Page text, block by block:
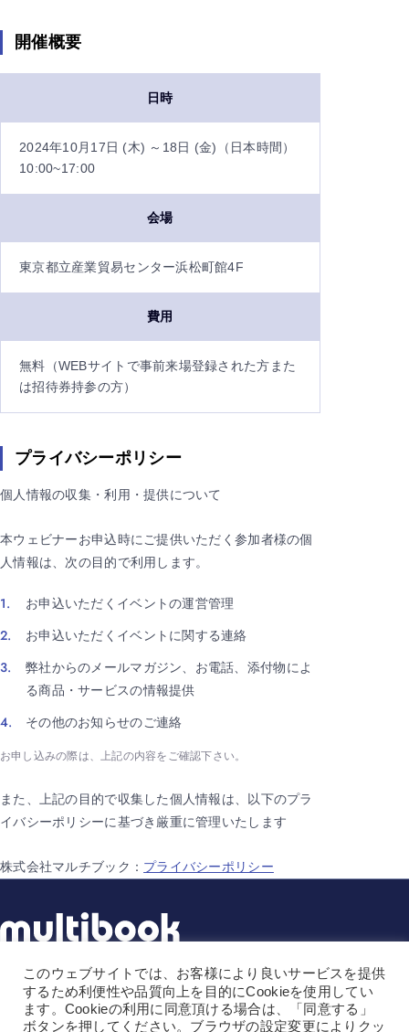
開催概要
日時
2024年10月17日 (木) ～18日 (金)（日本時間）
10:00~17:00
会場
東京都立産業貿易センター浜松町館4F
費用
無料（WEBサイトで事前来場登録された方また
は招待券持参の方）
プライバシーポリシー
個人情報の収集・利用・提供について
本ウェビナーお申込時にご提供いただく参加者様の個
人情報は、次の目的で利用します。
お申込いただくイベントの運営管理
お申込いただくイベントに関する連絡
弊社からのメールマガジン、お電話、添付物によ
る商品・サービスの情報提供
その他のお知らせのご連絡
お申し込みの際は、上記の内容をご確認下さい。
また、上記の目的で収集した個人情報は、以下のプラ
イバシーポリシーに基づき厳重に管理いたします
株式会社マルチブック： プライバシーポリシー
株式会社マルチブック
〒141-0031
東京都品川区西五反田1-1-8
このウェブサイトでは、お客様により良いサービスを提供
するため利便性や品質向上を目的にCookieを使用してい
ます。Cookieの利用に同意頂ける場合は、「同意する」
ボタンを押してください。ブラウザの設定変更によりクッ